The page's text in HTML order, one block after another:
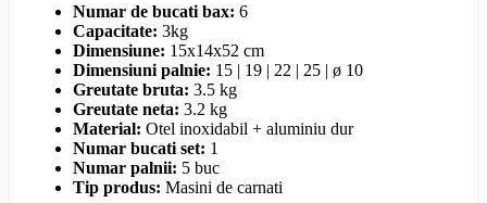
Numar de bucati bax: 6
Capacitate: 3kg
Dimensiune: 15x14x52 cm
Dimensiuni palnie: 15 | 19 | 22 | 25 | ø 10
Greutate bruta: 3.5 kg
Greutate neta: 3.2 kg
Material: Otel inoxidabil + aluminiu dur
Numar bucati set: 1
Numar palnii: 5 buc
Tip produs: Masini de carnati